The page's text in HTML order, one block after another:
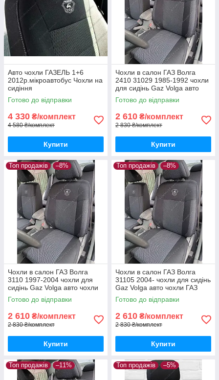
Авто чохли ГАЗЕЛЬ 1+6
2012р.мікроавтобус Чохли на
сидіння
Готово до відправки
4 330 ₴/комплект
4 580 ₴/комплект
Купити
Чохли в салон ГАЗ Волга
2410 31029 1985-1992 чохли
для сидінь Gaz Volga авто
чохли ГАЗ Волга 2410
Готово до відправки
2 610 ₴/комплект
2 830 ₴/комплект
Купити
Топ продажів –8%
Чохли в салон ГАЗ Волга
3110 1997-2004 чохли для
сидінь Gaz Volga авто чохли
ГАЗ Волга 3110
Готово до відправки
2 610 ₴/комплект
2 830 ₴/комплект
Купити
Топ продажів –8%
Чохли в салон ГАЗ Волга
31105 2004- чохли для сидінь
Gaz Volga авто чохли ГАЗ
Волга 31105
Готово до відправки
2 610 ₴/комплект
2 830 ₴/комплект
Купити
Топ продажів –11% Топ продажів –5%